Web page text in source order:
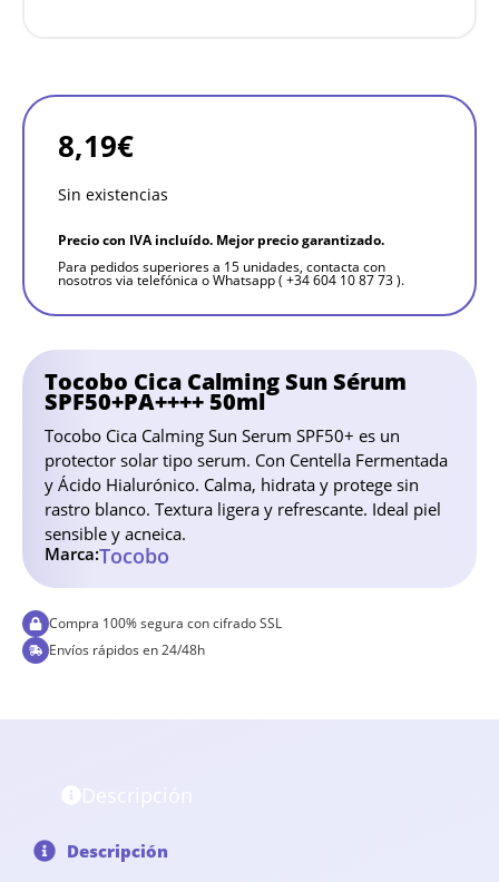
Tocobo Cica Calming Sun Sérum
SPF50+PA++++ 50ml
Tocobo Cica Calming Sun Serum SPF50+ es un
protector solar tipo serum. Con Centella Fermentada
y Ácido Hialurónico. Calma, hidrata y protege sin
rastro blanco. Textura ligera y refrescante. Ideal piel
sensible y acneica.
Marca:Tocobo
8,19€
Sin existencias
Precio con IVA incluído. Mejor precio garantizado.
Para pedidos superiores a 15 unidades, contacta con
nosotros via telefónica o Whatsapp ( +34 604 10 87 73 ).
Compra 100% segura con cifrado SSL
Envíos rápidos en 24/48h
Descripción